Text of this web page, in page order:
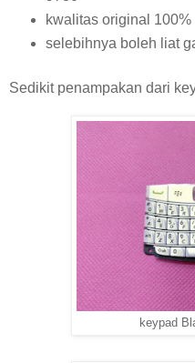
kwalitas original 100%
selebihnya boleh liat
Sedikit penampakan dari
keypad